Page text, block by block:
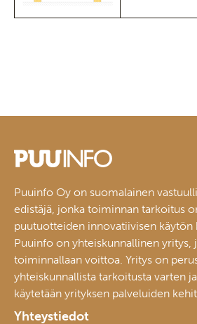
Puuinfo Oy on suomalainen
edistäjä, jonka toiminnan tarkoitus
puutuotteiden innovatiivisen käytön
Puuinfo on yhteiskunnallinen yritys,
toiminnallaan voittoa. Yritys on
yhteiskunnallista tarkoitusta varten
käytetään yrityksen palveluiden
Yhteystiedot